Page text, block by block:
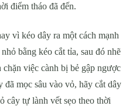
điểm tháo đã đến.
vì kéo dây ra một cách mạnh
bằng kéo cắt tỉa, sau đó nhẽ
việc cành bị bẻ gập ngược
mọc sâu vào vỏ, hãy cắt dây
cây tự lành vết sẹo theo thời